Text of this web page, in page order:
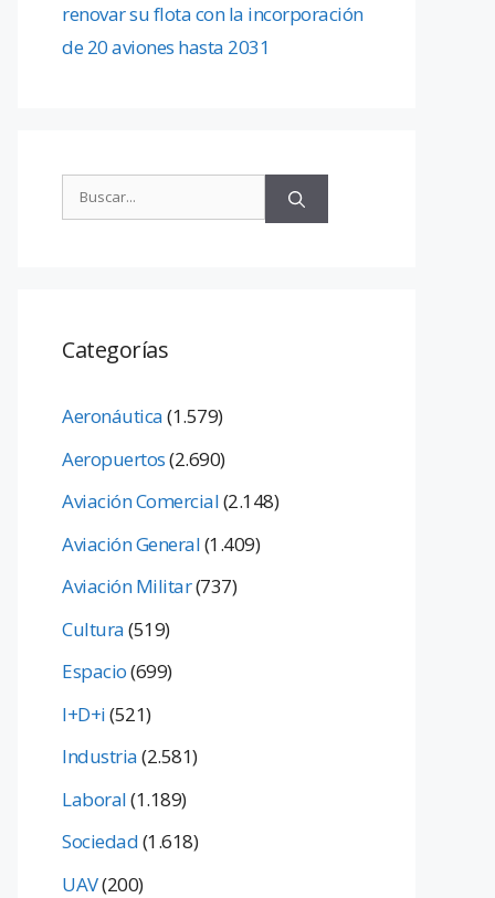
renovar su flota con la incorporación
de 20 aviones hasta 2031
Categorías
Aeronáutica(1.579)
Aeropuertos(2.690)
Aviación Comercial(2.148)
Aviación General(1.409)
Aviación Militar(737)
Cultura(519)
Espacio(699)
I+D+i(521)
Industria(2.581)
Laboral(1.189)
Sociedad(1.618)
UAV(200)